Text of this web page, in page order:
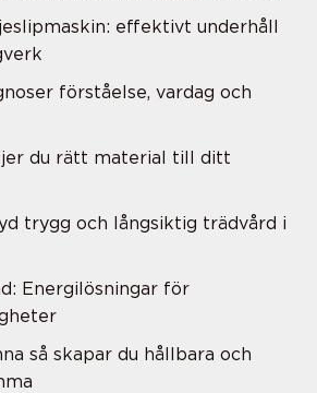
effektivt underhåll
förståelse, vardag och
du rätt material till ditt
trygg och långsiktig trädvård i
Energilösningar för
så skapar du hållbara och